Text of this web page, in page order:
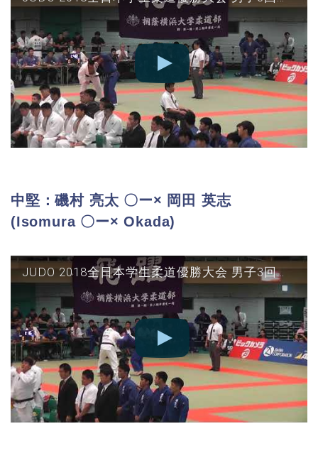
中堅：磯村 亮太 〇ー× 岡田 英志
(Isomura 〇ー× Okada)
JUDO 2018全日本学生柔道優勝大会 男子3回戦 国士館vs順天堂 中堅(磯村○-△岡田)